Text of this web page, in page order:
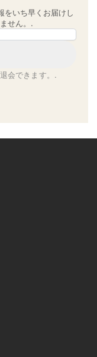
をいち早くお届けし
せん。.
会できます。.